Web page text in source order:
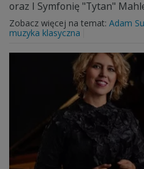
oraz I Symfonię "Tytan"
Zobacz więcej na temat: Adam
muzyka klasyczna